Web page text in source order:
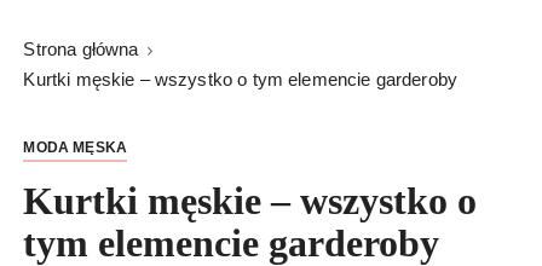
Strona główna
Kurtki męskie – wszystko o tym elemencie garderoby
MODA MĘSKA
Kurtki męskie – wszystko o
tym elemencie garderoby